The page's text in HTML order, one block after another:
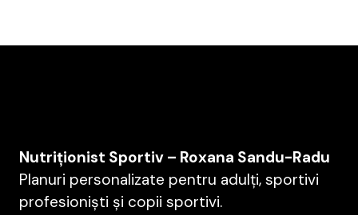
Nutriționist Sportiv – Roxana Sandu-Radu
Planuri personalizate pentru adulți, sportivi
profesioniști și copii sportivi.